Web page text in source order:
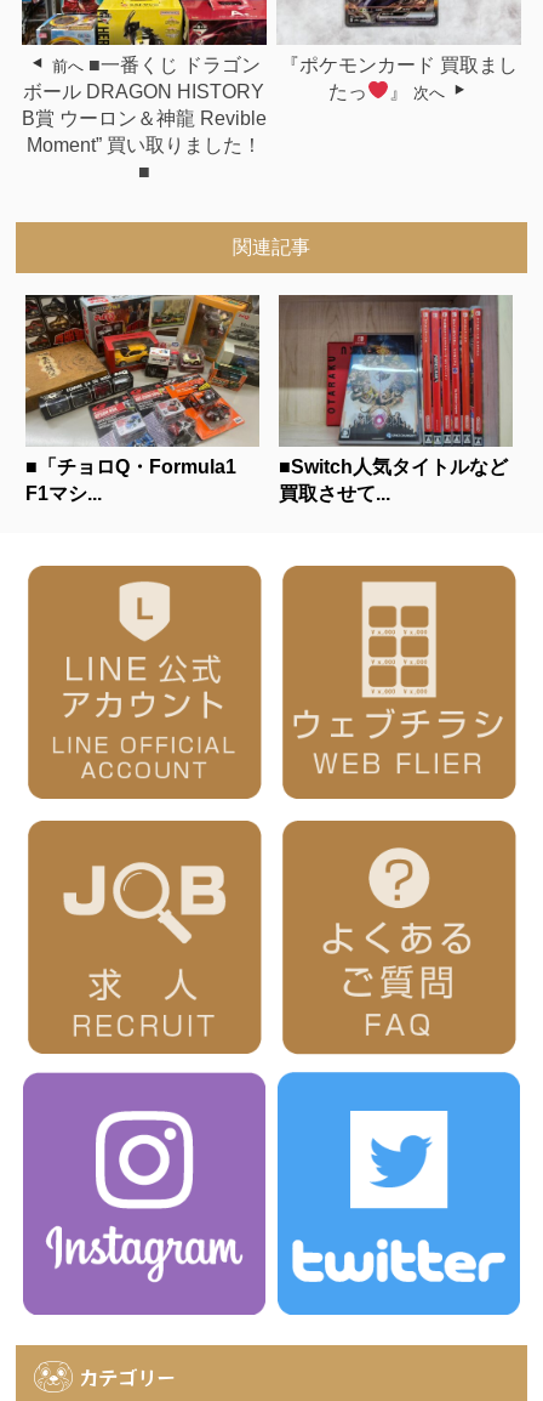
前へ ■一番くじ ドラゴン
ボール DRAGON HISTORY
B賞 ウーロン＆神龍 Revible
Moment” 買い取りました！
■
『ポケモンカード 買取まし
たっ
』 次へ
関連記事
■「チョロQ・Formula1
F1マシ...
■Switch人気タイトルなど
買取させて...
カテゴリー